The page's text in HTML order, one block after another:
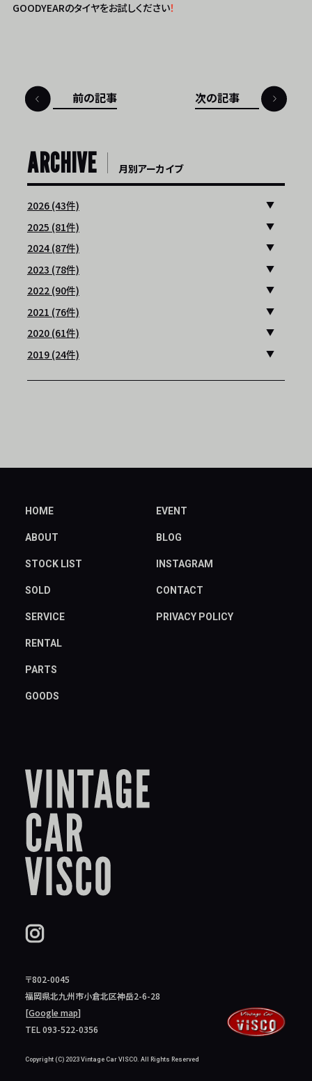
GOODYEARのタイヤをお試しください！
前の記事 次の記事
ARCHIVE 月別アーカイブ
2026 (43件)
2025 (81件)
2024 (87件)
2023 (78件)
2022 (90件)
2021 (76件)
2020 (61件)
2019 (24件)
HOME
ABOUT
STOCK LIST
SOLD
SERVICE
RENTAL
PARTS
GOODS
EVENT
BLOG
INSTAGRAM
CONTACT
PRIVACY POLICY
〒802-0045
福岡県北九州市小倉北区神岳2-6-28
[Google map]
TEL 093-522-0356
Copyright (C) 2023 Vintage Car VISCO. All Rights Reserved